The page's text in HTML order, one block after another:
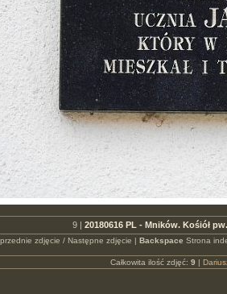
9 | 20180616 PL - Mników. Kośiół
zdjęcie / Następne zdjęcie | Backspace Strona
Całkowita ilość zdjęć: 9 |